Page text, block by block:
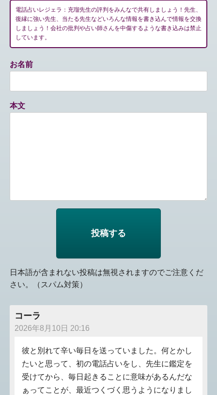
電話占いレジェラ：充瑠先生の評判をみんなで共有しましょう！先生、
復縁に強い先生、当たる先生などいろんな情報を書き込んで情報を交換
しましょう！会社の批判や占い師さんを中傷するような書き込みは禁止
しています。
お名前
本文
日本語が含まれない投稿は無視されますのでご注意くだ
さい。（スパム対策）
コーラ
2026年8月10日 20:16
彼と別れて辛い毎日を送っていました。何とかし
たいと思って、初の電話占いをし、先生に鑑定を
受けてから、毎日起きることに意味があるんだな
ぁってことが、最近つくづく思うようになりまし